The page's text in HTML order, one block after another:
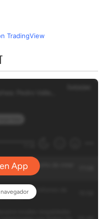
TradingView